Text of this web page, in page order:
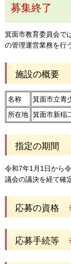
募集終了
箕面市教育委員会で
の管理運営業務を行
施設の概要
名称
箕面市立青
所在地 箕面市新稲
指定の期間
令和7年1月1日から
議会の議決を経て確
応募の資格
応募手続等